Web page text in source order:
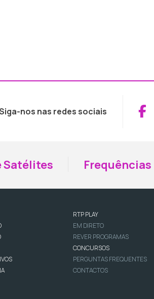
nos nas redes sociais
Satélites Frequências
RTP PLAY
EM DIRETO
REVER PROGRAMAS
CONCURSOS
PERGUNTAS FREQUENTES
CONTACTOS